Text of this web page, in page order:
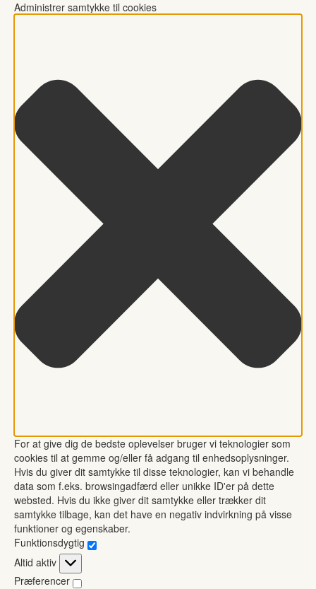
Administrer samtykke til cookies
For at give dig de bedste oplevelser bruger vi teknologier som
cookies til at gemme og/eller få adgang til enhedsoplysninger.
Hvis du giver dit samtykke til disse teknologier, kan vi behandle
data som f.eks. browsingadfærd eller unikke ID'er på dette
websted. Hvis du ikke giver dit samtykke eller trækker dit
samtykke tilbage, kan det have en negativ indvirkning på visse
funktioner og egenskaber.
Funktionsdygtig
Funktionsdygtig
Altid aktiv
Præferencer